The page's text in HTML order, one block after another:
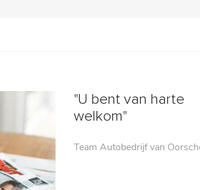
"U bent van harte
welkom"
Team Autobedrijf van